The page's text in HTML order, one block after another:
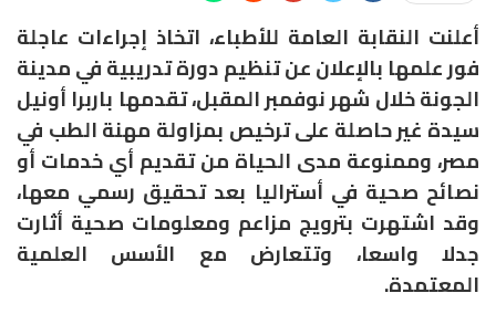
أعلنت النقابة العامة للأطباء، اتخاذ إجراءات عاجلة
فور علمها بالإعلان عن تنظيم دورة تدريبية في مدينة
الجونة خلال شهر نوفمبر المقبل، تقدمها باربرا أونيل
سيدة غير حاصلة على ترخيص بمزاولة مهنة الطب في
مصر، وممنوعة مدى الحياة من تقديم أي خدمات أو
نصائح صحية في أستراليا بعد تحقيق رسمي معها،
وقد اشتهرت بترويج مزاعم ومعلومات صحية أثارت
جدلا واسعا، وتتعارض مع الأسس العلمية
المعتمدة.